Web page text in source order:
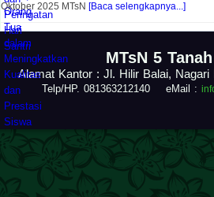
Oktober 2025 MTsN [Baca selengkapnya...]
MTsN 5
Alamat Kantor : Jl. Hilir Balai, Nagari
Telp/HP. 081363212140 eMail :